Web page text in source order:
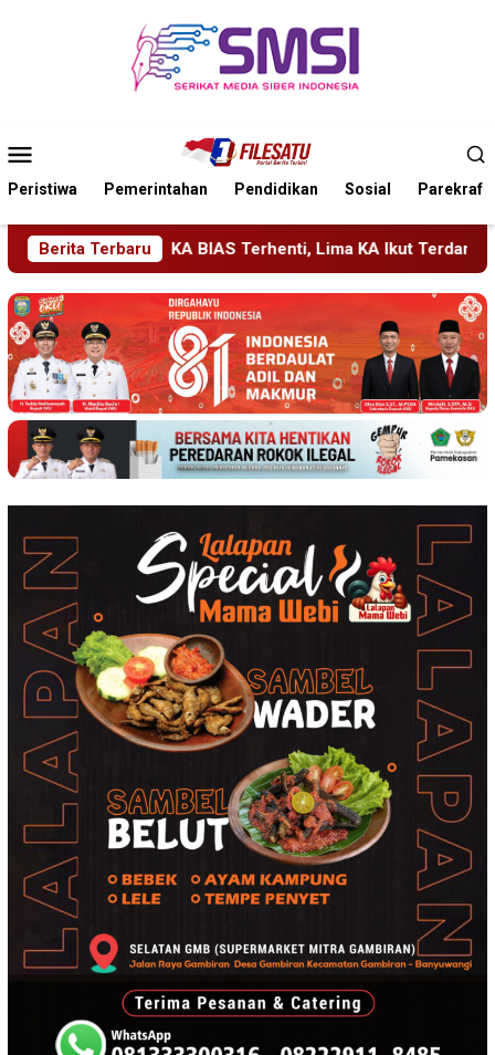
Mobile
Peristiwa Pemerintahan Pendidikan Sosial Parekraf
Berita Terbaru
Terhenti, Lima KA Ikut Terdampak, KAI Daop 7 Gerak Cepat